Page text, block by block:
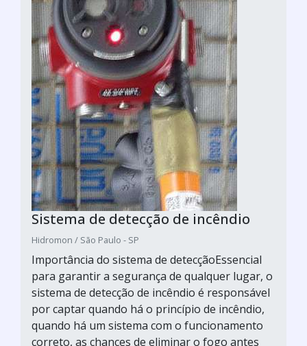
Sistema de detecção de incêndio
Hidromon / São Paulo - SP
Importância do sistema de detecçãoEssencial
para garantir a segurança de qualquer lugar, o
sistema de detecção de incêndio é responsável
por captar quando há o princípio de incêndio,
quando há um sistema com o funcionamento
correto, as chances de eliminar o fogo antes